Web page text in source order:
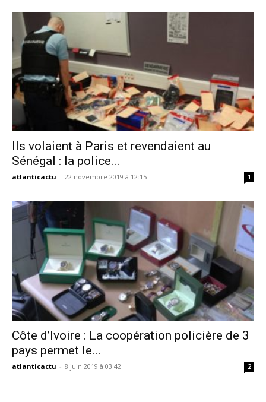
Ils volaient à Paris et revendaient au
Sénégal : la police...
atlanticactu - 22 novembre 2019 à 12:15 1
Côte d’Ivoire : La coopération policière de 3
pays permet le...
atlanticactu - 8 juin 2019 à 03:42 2